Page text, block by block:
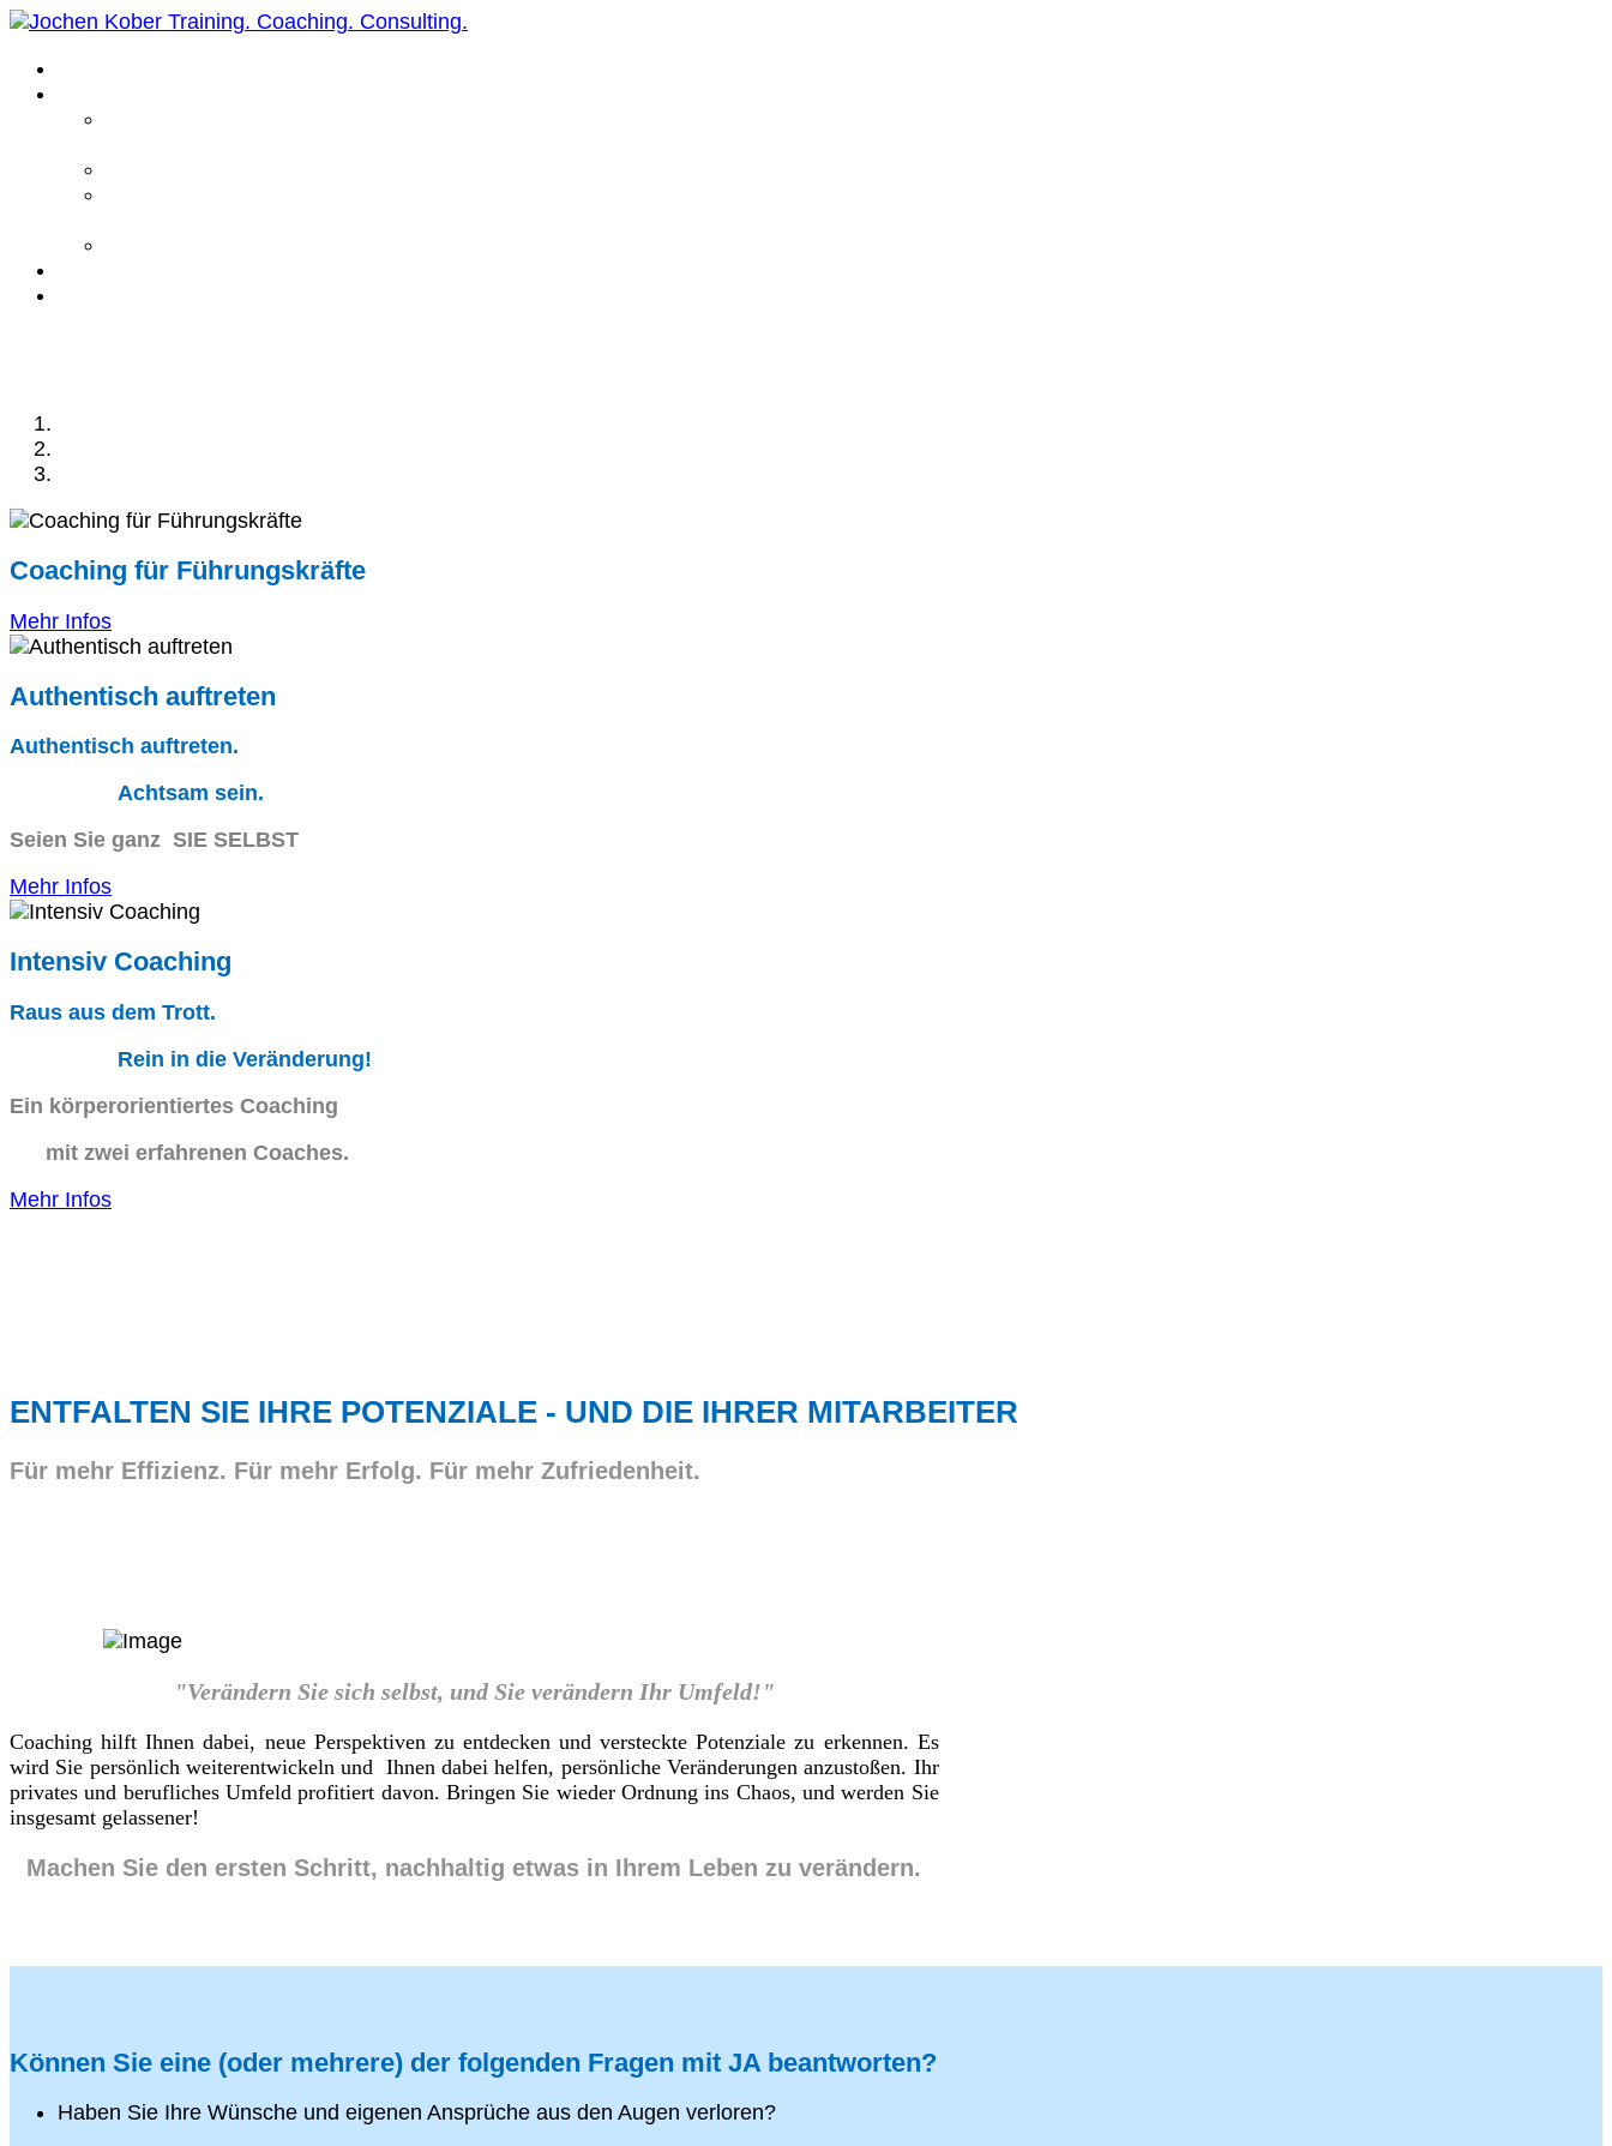
Coaching für Führungskräfte
Mehr Infos
Authentisch auftreten
Authentisch auftreten.
Achtsam sein.
Seien Sie ganz SIE SELBST
Mehr Infos
Intensiv Coaching
Raus aus dem Trott.
Rein in die Veränderung!
Ein körperorientiertes Coaching
mit zwei erfahrenen Coaches.
Mehr Infos
ENTFALTEN SIE IHRE POTENZIALE - UND DIE IHRER MITARBEITER
Für mehr Effizienz. Für mehr Erfolg. Für mehr Zufriedenheit.
"Verändern Sie sich selbst, und Sie verändern Ihr Umfeld!"
Coaching hilft Ihnen dabei, neue Perspektiven zu entdecken und versteckte Potenziale zu erkennen. Es
wird Sie persönlich weiterentwickeln und Ihnen dabei helfen, persönliche Veränderungen anzustoßen. Ihr
privates und berufliches Umfeld profitiert davon. Bringen Sie wieder Ordnung ins Chaos, und werden Sie
insgesamt gelassener!
Machen Sie den ersten Schritt, nachhaltig etwas in Ihrem Leben zu verändern.
Können Sie eine (oder mehrere) der folgenden Fragen mit JA beantworten?
Haben Sie Ihre Wünsche und eigenen Ansprüche aus den Augen verloren?